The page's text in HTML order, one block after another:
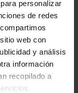
personalizar
de redes
web con
y análisis
información
recopilado a
para:
de vehículos
con alta